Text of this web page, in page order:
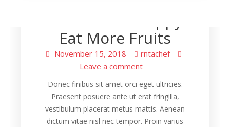
Eat More Fruits
November 15, 2018
rntachef
Leave a comment
Donec finibus sit amet orci eget ultricies.
Praesent posuere ante ut erat fringilla,
vestibulum placerat metus mattis. Aenean
dictum vitae nisl nec tempor. Proin varius